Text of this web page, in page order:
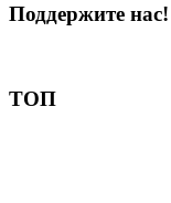
Поддержите нас!
ТОП